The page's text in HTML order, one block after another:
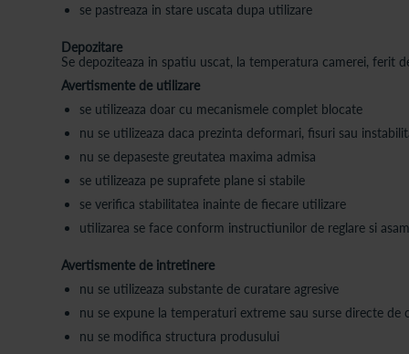
se pastreaza in stare uscata dupa utilizare
Depozitare
Se depoziteaza in spatiu uscat, la temperatura camerei, ferit
Avertismente de utilizare
se utilizeaza doar cu mecanismele complet blocate
nu se utilizeaza daca prezinta deformari, fisuri sau
nu se depaseste greutatea maxima admisa
se utilizeaza pe suprafete plane si stabile
se verifica stabilitatea inainte de fiecare utilizare
utilizarea se face conform instructiunilor de reglare si
Avertismente de intretinere
nu se utilizeaza substante de curatare agresive
nu se expune la temperaturi extreme sau surse directe de
nu se modifica structura produsului